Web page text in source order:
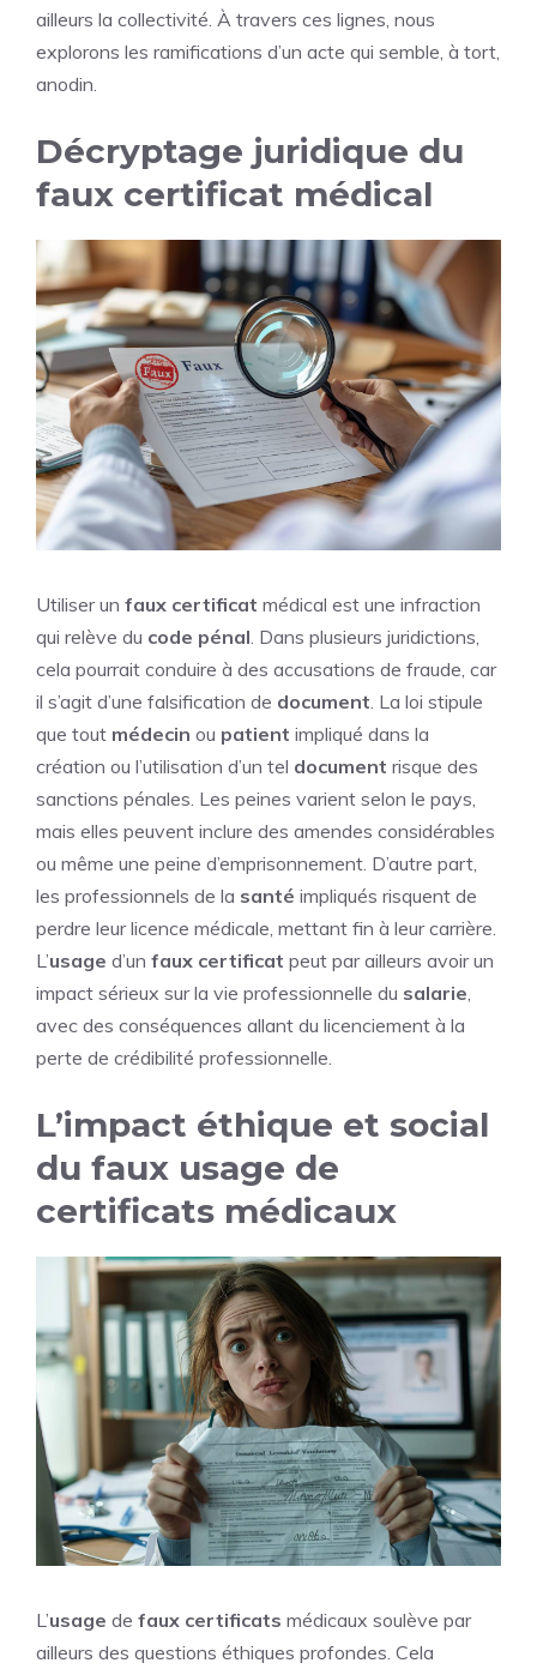
ailleurs la collectivité. À travers ces lignes, nous
explorons les ramifications d’un acte qui semble, à tort,
anodin.
Décryptage juridique du
faux certificat médical
Utiliser un faux certificat médical est une infraction
qui relève du code pénal . Dans plusieurs juridictions,
cela pourrait conduire à des accusations de fraude, car
il s’agit d’une falsification de document . La loi stipule
que tout médecin ou patient impliqué dans la
création ou l’utilisation d’un tel document risque des
sanctions pénales. Les peines varient selon le pays,
mais elles peuvent inclure des amendes considérables
ou même une peine d’emprisonnement. D’autre part,
les professionnels de la santé impliqués risquent de
perdre leur licence médicale, mettant fin à leur carrière.
L’usage d’un faux certificat peut par ailleurs avoir un
impact sérieux sur la vie professionnelle du salarie
avec des conséquences allant du licenciement à la
perte de crédibilité professionnelle.
L’impact éthique et social
du faux usage de
certificats médicaux
L’usage de faux certificats médicaux soulève par
ailleurs des questions éthiques profondes. Cela